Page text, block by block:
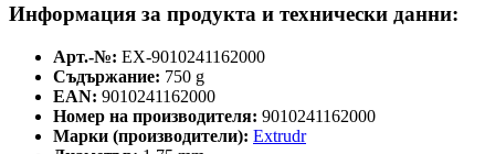
Информация за продукта и технически данни:
Арт.-№: EX-9010241162000
Съдържание: 750 g
EAN: 9010241162000
Номер на производителя: 9010241162000
Марки (производители): Extrudr